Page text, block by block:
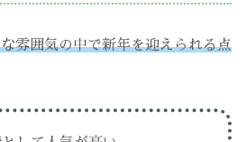
雰囲気の中で新年を迎えられる点